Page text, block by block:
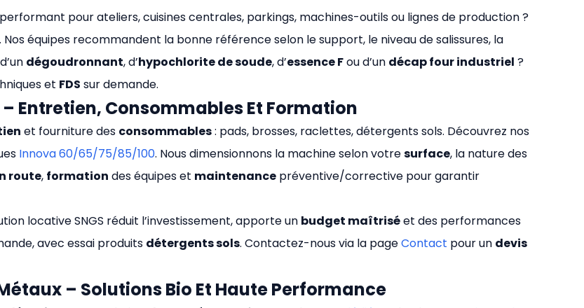
performant pour ateliers, cuisines centrales, parkings, machines-outils ou lignes de production ?
. Nos équipes recommandent la bonne référence selon le support, le niveau de salissures, la
dégoudronnant, d’hypochlorite de soude, d’essence Fou d’un décap four industriel ?
et FDS sur demande.
Entretien, Consommables Et Formation
et fourniture des consommables: pads, brosses, raclettes, détergents sols. Découvrez nos
Innova 60/65/75/85/100. Nous dimensionnons la machine selon votresurface, la nature des
route, formation des équipes et maintenance préventive/corrective pour garantir
locative SNGS réduit l’investissement, apporte un budget maîtriséet des performances
avec essai produits détergents sols. Contactez-nous via la pageContact pour un devis
– Solutions Bio Et Haute Performance